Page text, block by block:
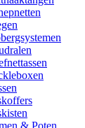
& Poten